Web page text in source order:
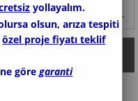
yollayalım.
olsun, arıza tespiti
özel proje fiyatı teklif
göregaranti